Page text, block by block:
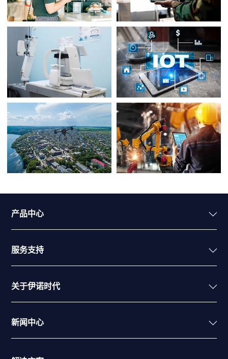
产品中心
服务支持
关于伊诺时代
新闻中心